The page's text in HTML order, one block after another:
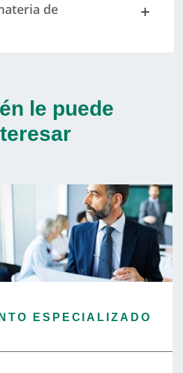
de
le puede
ESPECIALIZADO